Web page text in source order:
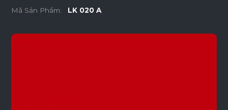
Mã Sản Phẩm: LK 020 A